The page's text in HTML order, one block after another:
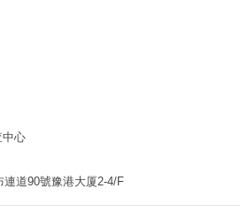
中心
道90號豫港大厦2-4/F